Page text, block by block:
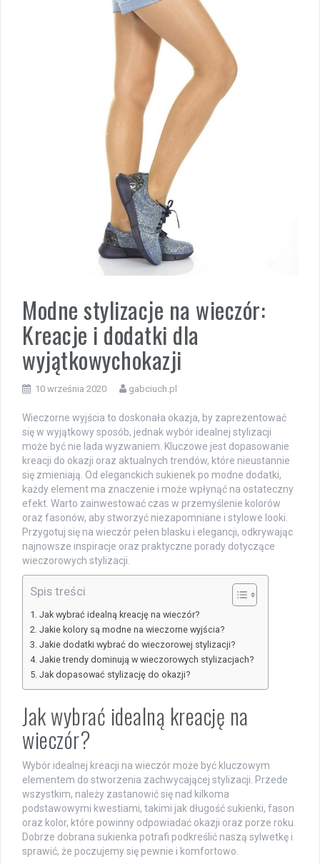
Modne stylizacje na wieczór:
Kreacje i dodatki dla
wyjątkowychokazji
10 września 2020 gabciuch.pl
Wieczorne wyjścia to doskonała okazja, by zaprezentować
się w wyjątkowy sposób, jednak wybór idealnej stylizacji
może być nie lada wyzwaniem. Kluczowe jest dopasowanie
kreacji do okazji oraz aktualnych trendów, które nieustannie
się zmieniają. Od eleganckich sukienek po modne dodatki,
każdy element ma znaczenie i może wpłynąć na ostateczny
efekt. Warto zainwestować czas w przemyślenie kolorów
oraz fasonów, aby stworzyć niezapomniane i stylowe looki.
Przygotuj się na wieczór pełen blasku i elegancji, odkrywając
najnowsze inspiracje oraz praktyczne porady dotyczące
wieczorowych stylizacji.
Spis treści
Jak wybrać idealną kreację na wieczór?
Jakie kolory są modne na wieczorne wyjścia?
Jakie dodatki wybrać do wieczorowej stylizacji?
Jakie trendy dominują w wieczorowych stylizacjach?
Jak dopasować stylizację do okazji?
Jak wybrać idealną kreację na
wieczór?
Wybór idealnej kreacji na wieczór może być kluczowym
elementem do stworzenia zachwycającej stylizacji. Przede
wszystkim, należy zastanowić się nad kilkoma
podstawowymi kwestiami, takimi jak długość sukienki, fason
oraz kolor, które powinny odpowiadać okazji oraz porze roku.
Dobrze dobrana sukienka potrafi podkreślić naszą sylwetkę i
sprawić, że poczujemy się pewnie i komfortowo.